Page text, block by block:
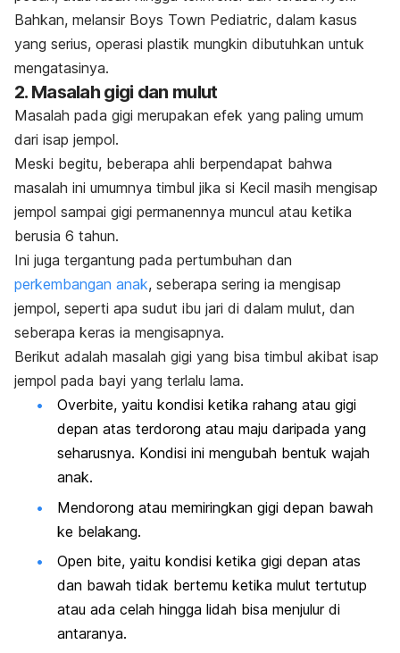
Bahkan, melansir Boys Town Pediatric, dalam kasus
yang serius, operasi plastik mungkin dibutuhkan untuk
mengatasinya.
2. Masalah gigi dan mulut
Masalah pada gigi merupakan efek yang paling umum
dari isap jempol.
Meski begitu, beberapa ahli berpendapat bahwa
masalah ini umumnya timbul jika si Kecil masih mengisap
jempol sampai gigi permanennya muncul atau ketika
berusia 6 tahun.
Ini juga tergantung pada pertumbuhan dan
perkembangan anak, seberapa sering ia mengisap
jempol, seperti apa sudut ibu jari di dalam mulut, dan
seberapa keras ia mengisapnya.
Berikut adalah masalah gigi yang bisa timbul akibat isap
jempol pada bayi yang terlalu lama.
Overbite, yaitu kondisi ketika rahang atau gigi
depan atas terdorong atau maju daripada yang
seharusnya. Kondisi ini mengubah bentuk wajah
anak.
Mendorong atau memiringkan gigi depan bawah
ke belakang.
Open bite, yaitu kondisi ketika gigi depan atas
dan bawah tidak bertemu ketika mulut tertutup
atau ada celah hingga lidah bisa menjulur di
antaranya.